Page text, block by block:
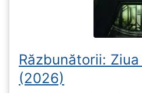
Răzbunătorii:
(2026)